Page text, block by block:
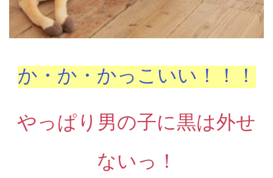
か・か・かっこいい！！！
やっぱり男の子に黒は外せ
ないっ！